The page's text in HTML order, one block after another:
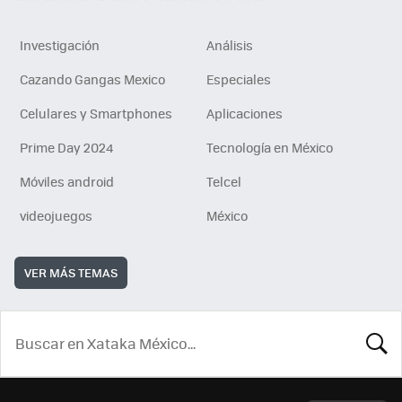
Investigación
Análisis
Cazando Gangas Mexico
Especiales
Celulares y Smartphones
Aplicaciones
Prime Day 2024
Tecnología en México
Móviles android
Telcel
videojuegos
México
VER MÁS TEMAS